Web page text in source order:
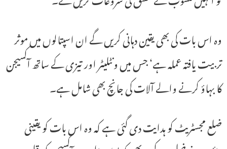
وہ اس بات کی بھی یقین دہانی کریں گے ان اسپتالوں میں موثر
تربیت یافتہ عملہ ہے‘ جس میں ونٹلیٹر اور تیزی کے ساتھ آکسیجن
کا بہاؤ کرنے والے آلات کی جانچ بھی شامل ہے۔
ضلع مجسٹریٹ کو ہدایت دی گئی ہے کہ وہ اس بات کو یقینی